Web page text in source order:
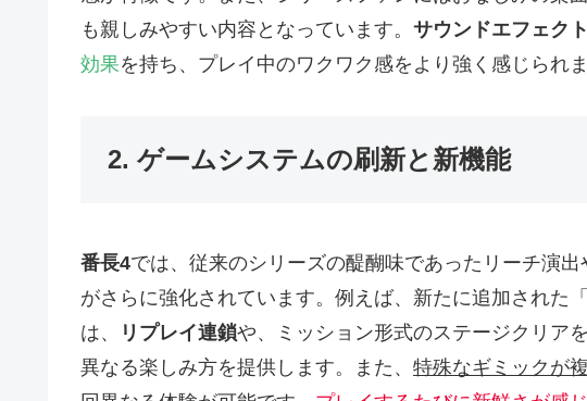
も親しみやすい内容となっています。 サウンドエフェクト
効果を持ち、プレイ中のワクワク感をより強く感じられま
2. ゲームシステムの刷新と新機能
番長4では、従来のシリーズの醍醐味であったリーチ演
がさらに強化されています。例えば、新たに追加された
は、
リプレイ連鎖や、ミッション形式のステージクリア
異なる楽しみ方を提供します。また、 特殊なギミックが